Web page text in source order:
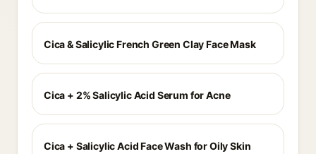
Cica & Salicylic French Green Clay Face Mask
Cica + 2% Salicylic Acid Serum for Acne
Cica + Salicylic Acid Face Wash for Oily Skin